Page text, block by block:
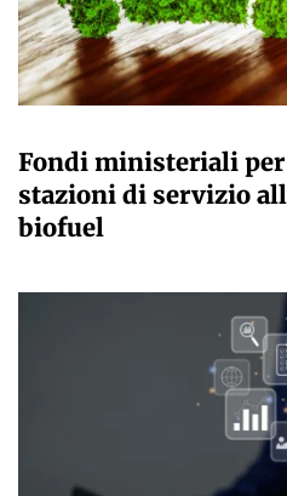
Fondi ministeriali
stazioni di servizio
biofuel